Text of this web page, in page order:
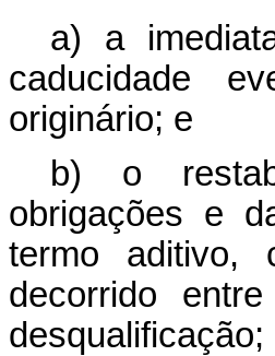
a) a
caducidade
originário; e
b) o
obrigações e
termo aditivo,
decorrido
desqualificação;